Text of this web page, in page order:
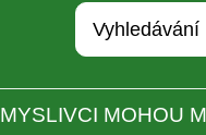
MYSLIVCI MOHOU